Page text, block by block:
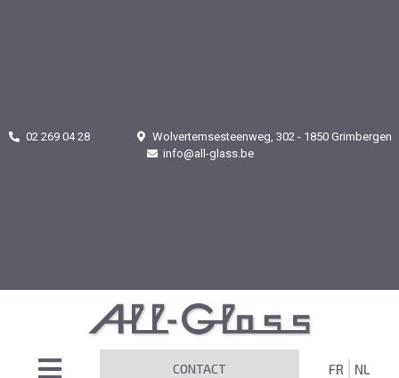
02 269 04 28
Wolvertemsesteenweg, 302 - 1850 Grimbergen
info@all-glass.be
CONTACT FR NL